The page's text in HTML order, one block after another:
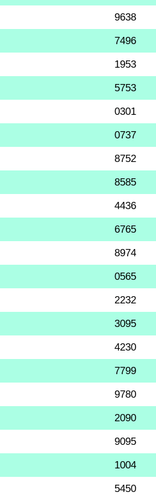
9638
7496
1953
5753
0301
0737
8752
8585
4436
6765
8974
0565
2232
3095
4230
7799
9780
2090
9095
1004
5450